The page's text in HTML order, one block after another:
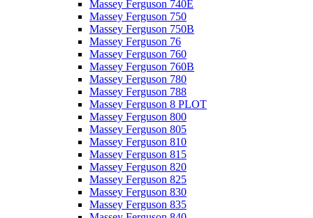
Massey Ferguson 740E
Massey Ferguson 750
Massey Ferguson 750B
Massey Ferguson 76
Massey Ferguson 760
Massey Ferguson 760B
Massey Ferguson 780
Massey Ferguson 788
Massey Ferguson 8 PLOT
Massey Ferguson 800
Massey Ferguson 805
Massey Ferguson 810
Massey Ferguson 815
Massey Ferguson 820
Massey Ferguson 825
Massey Ferguson 830
Massey Ferguson 835